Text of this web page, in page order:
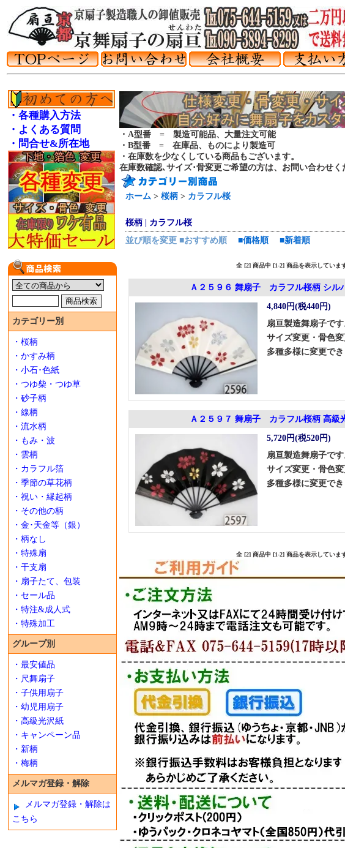
・各種購入方法
・よくある質問
・問合せ&所在地
カテゴリー別
・桜柄
・かすみ柄
・小石･色紙
・つゆ柴・つゆ草
・砂子柄
・線柄
・流水柄
・もみ・波
・雲柄
・カラフル箔
・季節の草花柄
・祝い・縁起柄
・その他の柄
・金･天金等（銀）
・柄なし
・特殊扇
・干支扇
・扇子たて、包装
・セール品
・特注&成人式
・特殊加工
グループ別
・最安値品
・尺舞扇子
・子供用扇子
・幼児用扇子
・高級光沢紙
・キャンペーン品
・新柄
・梅柄
メルマガ登録・解除
メルマガ登録・解除は
こちら
・A型番 = 製造可能品、大量注文可能
・B型番 = 在庫品、ものにより製造可
・在庫数を少なくしている商品もございます。
在庫数確認､サイズ･骨変更ご希望の方は、お問い合わせく
ホーム > 桜柄 > カラフル桜
桜柄 | カラフル桜
並び順を変更 ■おすすめ順 ■価格順 ■新着順
全 [2] 商品中 [1-2] 商品を表示していま
Ａ２５９６ 舞扇子 カラフル桜柄 シル
4,840円(税440円)
扇亘製造舞扇子です
サイズ変更・骨色変
多種多様に変更でき
Ａ２５９７ 舞扇子 カラフル桜柄 高級
5,720円(税520円)
扇亘製造舞扇子です
サイズ変更・骨色変
多種多様に変更でき
全 [2] 商品中 [1-2] 商品を表示していま